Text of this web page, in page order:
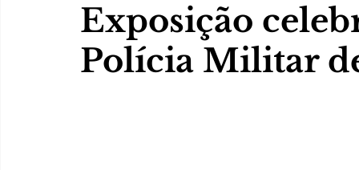
Exposição
Polícia Militar